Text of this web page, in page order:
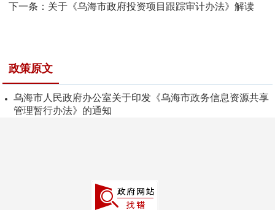
下一条： 关于《乌海市政府投资项目跟踪审计办法》解读
政策原文
乌海市人民政府办公室关于印发《乌海市政务信息资源共享
管理暂行办法》的通知